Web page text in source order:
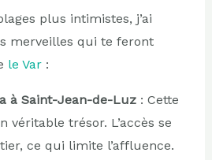
plus intimistes, j’ai
merveilles qui te feront
le Var:
à Saint-Jean-de-Luz: Cette
véritable trésor. L’accès se
ce qui limite l’affluence.